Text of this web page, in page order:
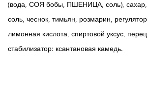
(вода, СОЯ бобы, ПШЕНИЦА, соль),
соль, чеснок, тимьян, розмарин, регулятор
лимонная кислота, спиртовой уксус,
стабилизатор: ксантановая камедь.